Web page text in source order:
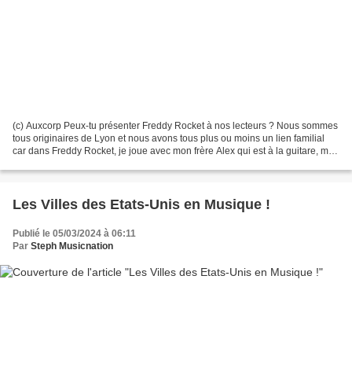
(c) Auxcorp Peux-tu présenter Freddy Rocket à nos lecteurs ? Nous sommes
tous originaires de Lyon et nous avons tous plus ou moins un lien familial
car dans Freddy Rocket, je joue avec mon frère Alex qui est à la guitare, mon
Les Villes des Etats-Unis en Musique !
Publié le 05/03/2024 à 06:11
Par Steph Musicnation